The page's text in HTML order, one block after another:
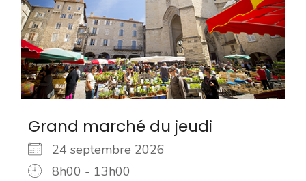
Grand marché du jeudi
24 septembre 2026
8h00 - 13h00